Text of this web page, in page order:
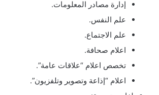
إدارة مصادر المعلومات.
علم النفس.
علم الاجتماع.
اعلام صحافة.
تخصص اعلام “علاقات عامة”.
اعلام “إذاعة وتصوير وتلفزيون”.